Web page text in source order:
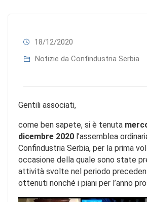
18/12/2020
Notizie da Confindustria Serbia
Gentili associati,
come ben sapete, si è tenuta
dicembre 2020 l’assemblea
Confindustria Serbia, per la prima
occasione della quale sono state
attività svolte nel periodo
ottenuti nonché i piani per l’anno